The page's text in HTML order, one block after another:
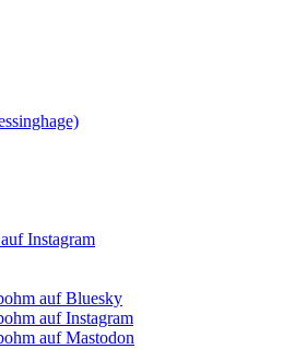
Instagram
auf Bluesky
auf Instagram
auf Mastodon